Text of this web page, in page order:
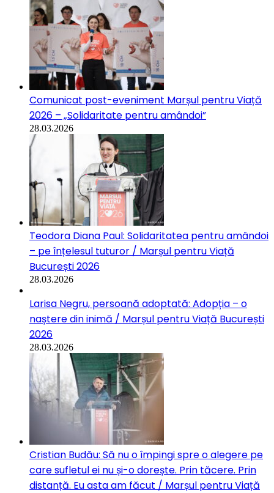
Comunicat post-eveniment Marșul pentru Viață
2026 – „Solidaritate pentru amândoi”
28.03.2026
Teodora Diana Paul: Solidaritatea pentru amândoi
– pe înțelesul tuturor / Marșul pentru Viață
București 2026
28.03.2026
Larisa Negru, persoană adoptată: Adopția – o
naștere din inimă / Marșul pentru Viață București
2026
28.03.2026
Cristian Budău: Să nu o împingi spre o alegere pe
care sufletul ei nu și-o dorește. Prin tăcere. Prin
distanță. Eu asta am făcut / Marșul pentru Viață